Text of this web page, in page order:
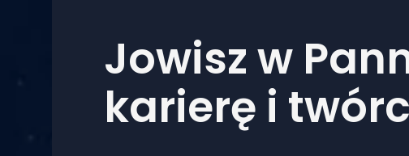
Jowisz w
karierę i